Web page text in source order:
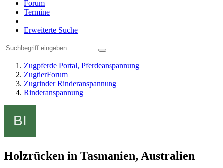
Forum
Termine
Erweiterte Suche
Zugpferde Portal, Pferdeanspannung
ZugtierForum
Zugrinder Rinderanspannung
Rinderanspannung
Holzrücken in Tasmanien, Australien